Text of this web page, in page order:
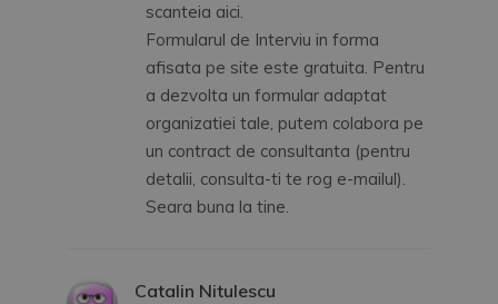
scanteia aici.
Formularul de Interviu in forma
afisata pe site este gratuita. Pentru
a dezvolta un formular adaptat
organizatiei tale, putem colabora pe
un contract de consultanta (pentru
detalii, consulta-ti te rog e-mailul).
Seara buna la tine.
Catalin Nitulescu